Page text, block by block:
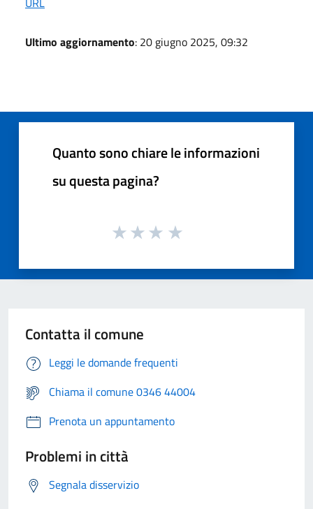
Ultimo aggiornamento: 20 giugno 2025, 09:32
Quanto sono chiare le informazioni
su questa pagina?
Contatta il comune
Leggi le domande frequenti
Chiama il comune 0346 44004
Prenota un appuntamento
Problemi in città
Segnala disservizio